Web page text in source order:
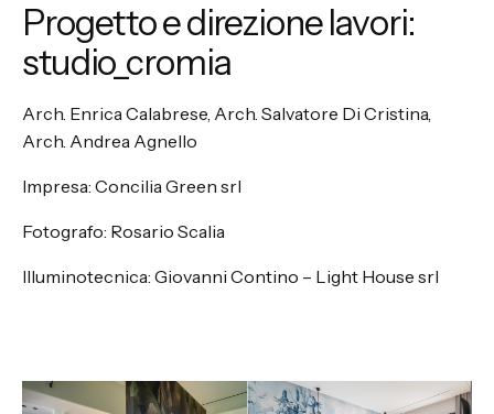
Progetto e direzione lavori:
studio_cromia
Arch. Enrica Calabrese, Arch. Salvatore Di Cristina,
Arch. Andrea Agnello
Impresa: Concilia Green srl
Fotografo: Rosario Scalia
Illuminotecnica: Giovanni Contino – Light House srl